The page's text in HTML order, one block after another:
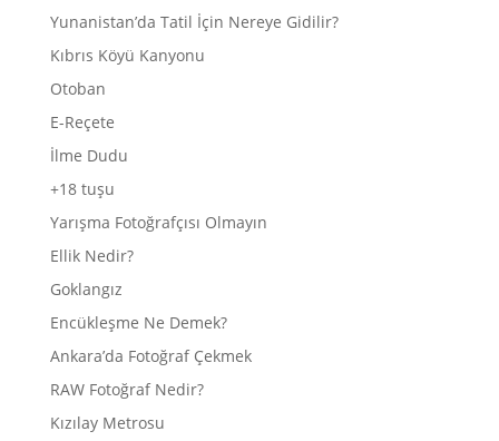
Yunanistan’da Tatil İçin Nereye Gidilir?
Kıbrıs Köyü Kanyonu
Otoban
E-Reçete
İlme Dudu
+18 tuşu
Yarışma Fotoğrafçısı Olmayın
Ellik Nedir?
Goklangız
Encükleşme Ne Demek?
Ankara’da Fotoğraf Çekmek
RAW Fotoğraf Nedir?
Kızılay Metrosu